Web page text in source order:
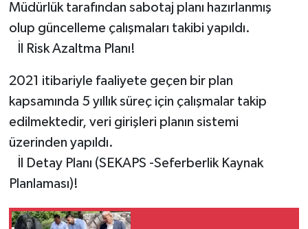
Müdürlük tarafından sabotaj planı hazırlanmış
olup güncelleme çalışmaları takibi yapıldı.
İl Risk Azaltma Planı!
2021 itibariyle faaliyete geçen bir plan
kapsamında 5 yıllık süreç için çalışmalar takip
edilmektedir, veri girişleri planın sistemi
üzerinden yapıldı.
İl Detay Planı (SEKAPS -Seferberlik Kaynak
Planlaması)!